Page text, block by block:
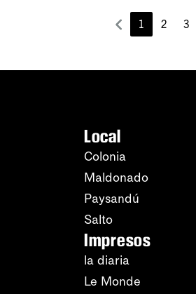
1 2 3
Local
Colonia
Maldonado
Paysandú
Salto
Impresos
la diaria
Le Monde